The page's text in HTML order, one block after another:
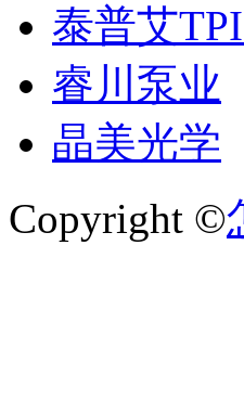
泰普艾
睿川泵业
晶美光学
Copyright ©